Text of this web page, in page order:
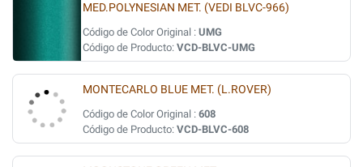
MED.POLYNESIAN MET. (VEDI BLVC-966)
Código de Color Original : UMG
Código de Producto: VCD-BLVC-UMG
MONTECARLO BLUE MET. (L.ROVER)
Código de Color Original : 608
Código de Producto: VCD-BLVC-608